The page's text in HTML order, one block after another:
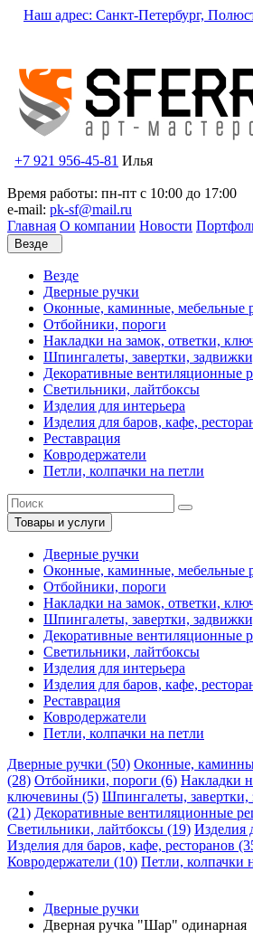
Наш адрес: Санкт-Петербург,
+7 921 956-45-81 Илья
Время работы: пн-пт с 10:00 до 17:00
e-mail: pk-sf@mail.ru
Главная О компании Новости
Везде
Везде
Дверные ручки
Оконные, каминные, мебельные
Отбойники, пороги
Накладки на замок, ответки,
Шпингалеты, завертки,
Декоративные вентиляционные
Светильники, лайтбоксы
Изделия для интерьера
Изделия для баров, кафе,
Реставрация
Ковродержатели
Петли, колпачки на петли
Товары и услуги
Дверные ручки
Оконные, каминные, мебельные
Отбойники, пороги
Накладки на замок, ответки,
Шпингалеты, завертки,
Декоративные вентиляционные
Светильники, лайтбоксы
Изделия для интерьера
Изделия для баров, кафе,
Реставрация
Ковродержатели
Петли, колпачки на петли
Дверные ручки (50) Оконные,
(28) Отбойники, пороги (6) Накладки
ключевины (5) Шпингалеты,
(21) Декоративные вентиляционные
Светильники, лайтбоксы (19) Изделия
Изделия для баров, кафе, ресторанов
Ковродержатели (10) Петли, колпачки
Дверные ручки
Дверная ручка "Шар" одинарная